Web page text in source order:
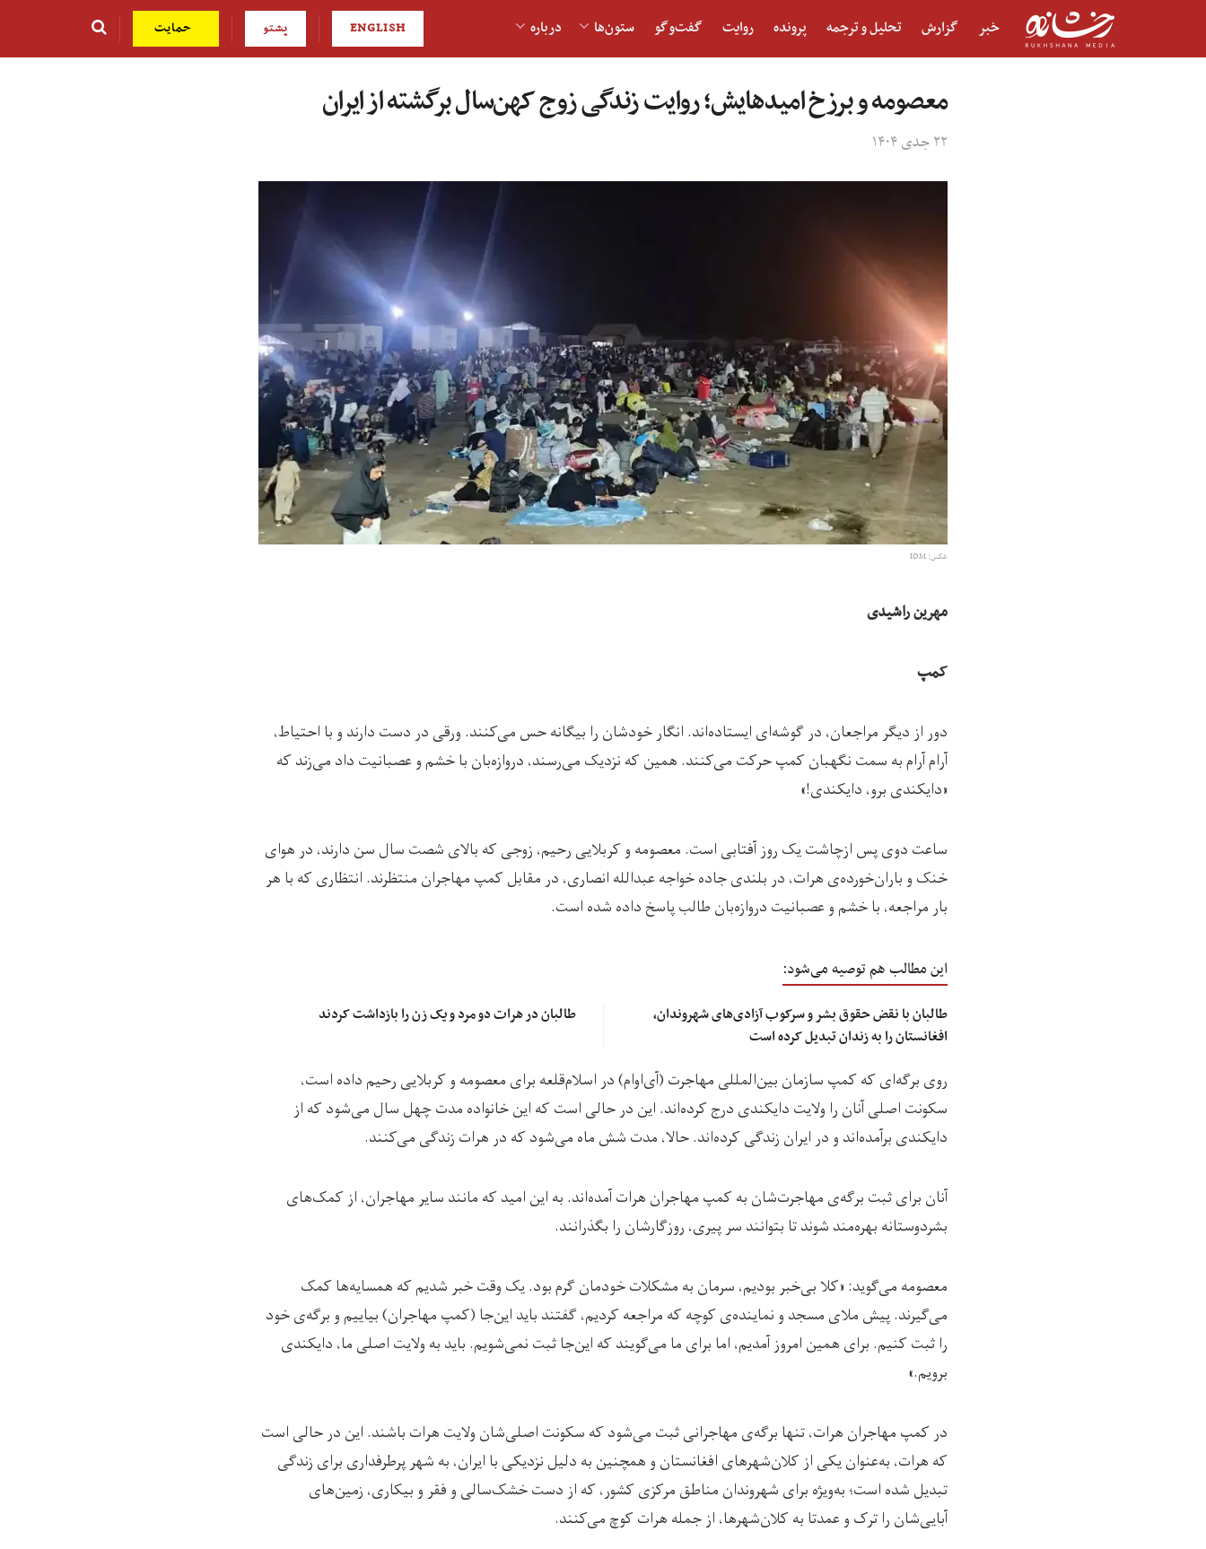
خبر گزارش تحلیل و ترجمه پرونده روایت گفت‌و‎گو ستون‌ها درباره ENGLISH پشتو حمایت
معصومه و برزخ امیدهایش؛ روایت زندگی زوج کهن‌سال برگشته از ایران
۲۲ جدی ۱۴۰۴
عکس: IOM
مهرین راشیدی
کمپ
دور از دیگر مراجعان، در گوشه‌ای ایستاده‌اند. انگار خودشان را بیگانه حس می‌کنند. ورقی در دست دارند و با احتیاط،
آرام آرام به سمت نگهبان کمپ حرکت می‌کنند. همین که نزدیک می‌رسند، دروازه‌بان با خشم و عصبانیت داد می‌زند که
«دایکندی برو، دایکندی!»
ساعت دوی پس ‌ازچاشت یک روز آفتابی است. معصومه و کربلایی رحیم، زوجی که بالای شصت سال سن دارند، در هوای
خنک و باران‌خورده‌ی هرات، در بلندی جاده خواجه عبدالله انصاری، در مقابل کمپ مهاجران منتظرند. انتظاری که با هر
بار مراجعه، با خشم و عصبانیت دروازه‌بان طالب پاسخ داده شده است.
این مطالب هم توصیه می‌شود:
طالبان با نقض حقوق بشر و سرکوب آزادی‌های شهروندان،
افغانستان را به زندان تبدیل کرده است
طالبان در هرات دو مرد و یک زن را بازداشت کردند
روی برگه‌ای که کمپ سازمان بین‌المللی مهاجرت (آی‌او‌ام) در اسلام‌قلعه برای معصومه و کربلایی رحیم داده است،
سکونت اصلی آنان را ولایت دایکندی درج کرده‌اند. این در حالی است که این خانواده مدت چهل سال می‌شود که از
دایکندی برآمده‌اند و در ایران زندگی کرده‌اند. حالا، مدت شش ماه می‌شود که در هرات زندگی می‌کنند.
آنان برای ثبت برگه‌ی مهاجرت‌شان به کمپ مهاجران هرات آمده‌اند. به این امید که مانند سایر مهاجران، از کمک‌های
بشردوستانه بهره‌مند شوند تا بتوانند سر پیری، روزگارشان را بگذرانند.
معصومه می‌گوید: «کلا بی‌خبر بودیم، سرمان به مشکلات خودمان گرم بود. یک وقت خبر شدیم که همسایه‌ها کمک
می‌گیرند. پیش ملای مسجد و نماینده‌ی کوچه که مراجعه کردیم، گفتند باید این‌جا (کمپ مهاجران) بیاییم و برگه‌ی خود
را ثبت کنیم. برای همین امروز آمدیم، اما برای ما می‌گویند که این‌جا ثبت نمی‌شویم. باید به ولایت اصلی ما، دایکندی
برویم.»
در کمپ مهاجران هرات، تنها برگه‌ی مهاجرانی ثبت می‌شود که سکونت اصلی‌شان ولایت هرات باشند. این در حالی است
که هرات، به‌عنوان یکی از کلان‌شهرهای افغانستان و همچنین به دلیل نزدیکی با ایران، به شهر پرطرفداری برای زندگی
تبدیل شده است؛ به‌ویژه برای شهروندان مناطق مرکزی کشور، که از دست خشک‌سالی و فقر و بیکاری، زمین‌های
آبایی‌شان را ترک و عمدتا به کلان‌شهرها، از جمله هرات کوچ می‌کنند.